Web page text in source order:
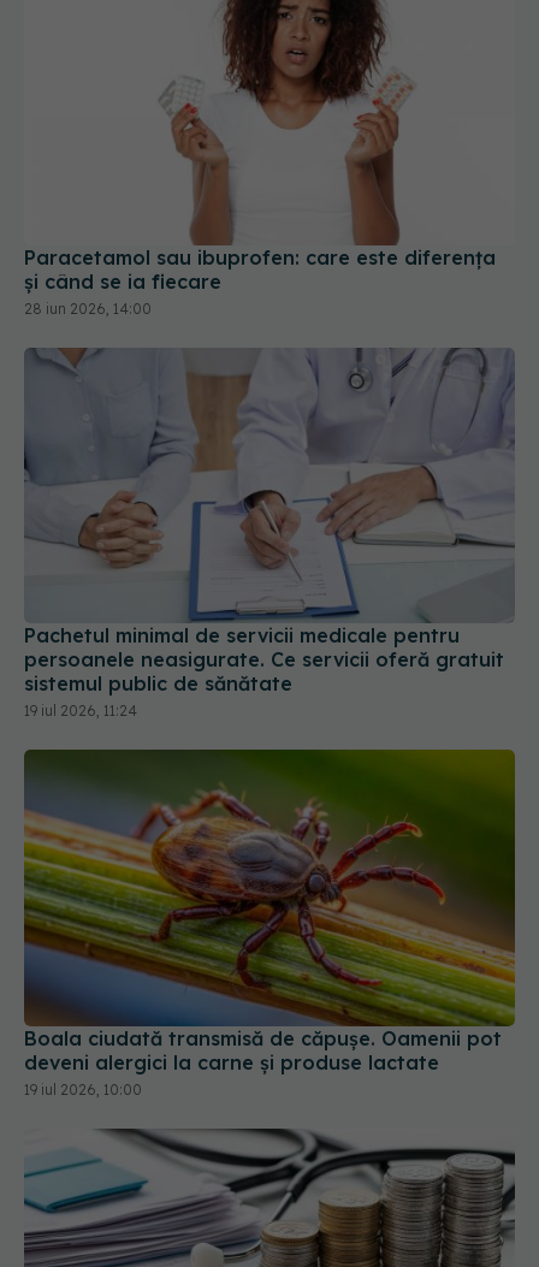
Paracetamol sau ibuprofen: care este diferența
și când se ia fiecare
28 iun 2026, 14:00
Pachetul minimal de servicii medicale pentru
persoanele neasigurate. Ce servicii oferă gratuit
sistemul public de sănătate
19 iul 2026, 11:24
Boala ciudată transmisă de căpușe. Oamenii pot
deveni alergici la carne și produse lactate
19 iul 2026, 10:00